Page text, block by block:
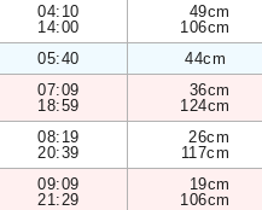
04:10
14:00
49cm
106cm
05:40 44cm
07:09
18:59
36cm
124cm
08:19
20:39
26cm
117cm
09:09
21:29
19cm
106cm